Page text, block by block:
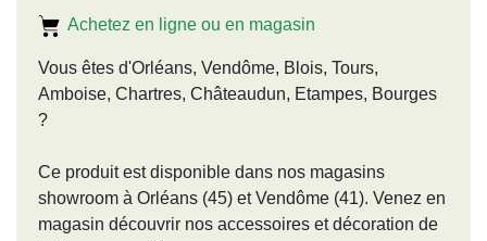
Achetez en ligne ou en magasin
Vous êtes d'Orléans, Vendôme, Blois, Tours,
Amboise, Chartres, Châteaudun, Etampes, Bourges
?
Ce produit est disponible dans nos magasins
showroom à Orléans (45) et Vendôme (41). Venez en
magasin découvrir nos accessoires et décoration de